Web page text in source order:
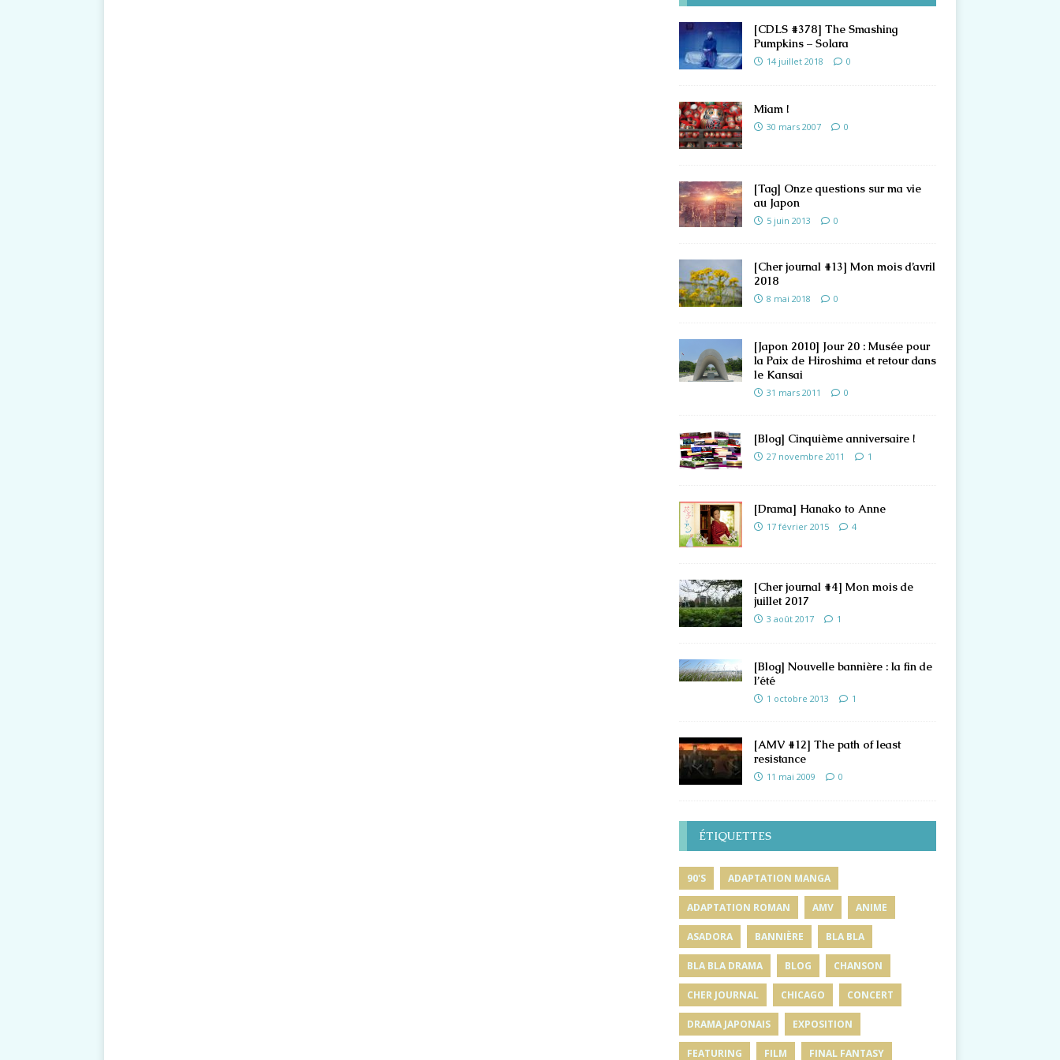
[CDLS #378] The Smashing
Pumpkins – Solara
14 juillet 2018 0
Miam !
30 mars 2007 0
[Tag] Onze questions sur ma vie
au Japon
5 juin 2013 0
[Cher journal #13] Mon mois d’avril
2018
8 mai 2018 0
[Japon 2010] Jour 20 : Musée pour
la Paix de Hiroshima et retour dans
le Kansai
31 mars 2011 0
[Blog] Cinquième anniversaire !
27 novembre 2011 1
[Drama] Hanako to Anne
17 février 2015 4
[Cher journal #4] Mon mois de
juillet 2017
3 août 2017 1
[Blog] Nouvelle bannière : la fin de
l’été
1 octobre 2013 1
[AMV #12] The path of least
resistance
11 mai 2009 0
ÉTIQUETTES
90'S ADAPTATION MANGA
ADAPTATION ROMAN AMV ANIME
ASADORA BANNIÈRE BLA BLA
BLA BLA DRAMA BLOG CHANSON
CHER JOURNAL CHICAGO CONCERT
DRAMA JAPONAIS EXPOSITION
FEATURING FILM FINAL FANTASY